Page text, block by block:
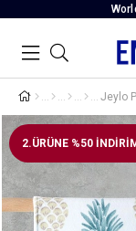
Jeylo
2.ÜRÜNE %50